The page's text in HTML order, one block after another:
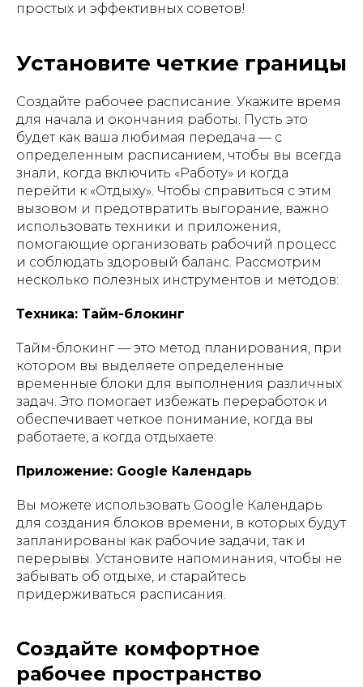
простых и эффективных советов!
Установите четкие границы
Создайте рабочее расписание. Укажите время
для начала и окончания работы. Пусть это
будет как ваша любимая передача — с
определенным расписанием, чтобы вы всегда
знали, когда включить «Работу» и когда
перейти к «Отдыху». Чтобы справиться с этим
вызовом и предотвратить выгорание, важно
использовать техники и приложения,
помогающие организовать рабочий процесс
и соблюдать здоровый баланс. Рассмотрим
несколько полезных инструментов и методов:
Техника: Тайм-блокинг
Тайм-блокинг — это метод планирования, при
котором вы выделяете определенные
временные блоки для выполнения различных
задач. Это помогает избежать переработок и
обеспечивает четкое понимание, когда вы
работаете, а когда отдыхаете.
Приложение: Google Календарь
Вы можете использовать Google Календарь
для создания блоков времени, в которых будут
запланированы как рабочие задачи, так и
перерывы. Установите напоминания, чтобы не
забывать об отдыхе, и старайтесь
придерживаться расписания.
Создайте комфортное
рабочее пространство